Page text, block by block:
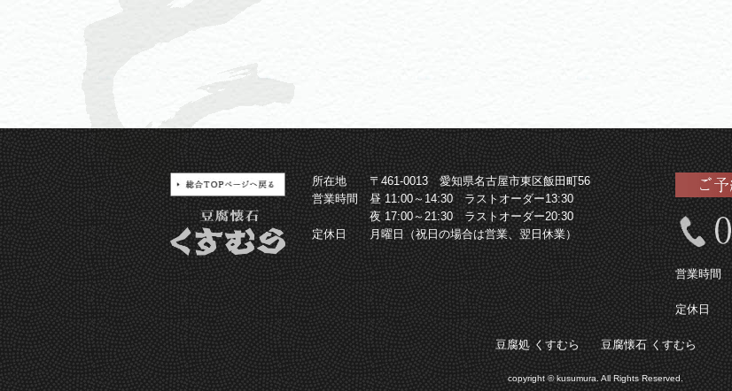
所在地
〒461-0013 愛知県名古屋市東区飯田町56
営業時間
昼 11:00～14:30 ラストオーダー13:30
夜 17:00～21:30 ラストオーダー20:30
定休日
月曜日（祝日の場合は営業、翌日休業）
営業時間
定休日
豆腐処 くすむら 豆腐懐石 くすむら
copyright © kusumura. All Rights Reserved.